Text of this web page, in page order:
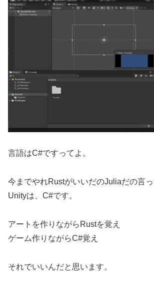
言語はC#ですってよ。
今までやれRustがいいだのJuliaだの言
Unityは、C#です。
アートを作りながらRustを覚え
ゲーム作りながらC#覚え
それでいいんだと思います。